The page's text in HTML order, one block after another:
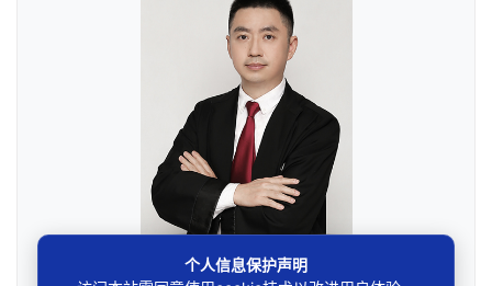
邓杰律师
个人信息保护声明